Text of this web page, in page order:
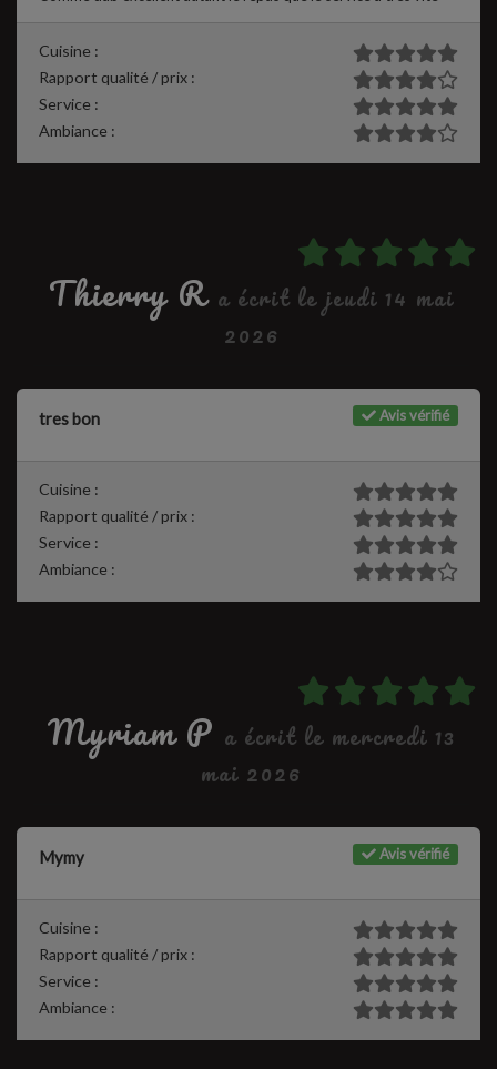
Cuisine :
Rapport qualité / prix :
Service :
Ambiance :
Thierry R a écrit le jeudi 14 mai
2026
Avis vérifié
tres bon
Cuisine :
Rapport qualité / prix :
Service :
Ambiance :
Myriam P a écrit le mercredi 13
mai 2026
Avis vérifié
Mymy
Cuisine :
Rapport qualité / prix :
Service :
Ambiance :